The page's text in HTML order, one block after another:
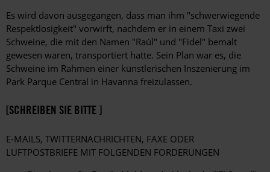
Es wird davon ausgegangen, dass man ihm "schwerwiegende
Respektlosigkeit" vorwirft, nachdem er in einem Taxi zwei
Schweine, die mit den Namen "Raúl" und "Fidel" bemalt
gewesen waren, transportiert hatte. Sein Plan war es, die
Schweine im Rahmen einer künstlerischen Inszenierung im
Park Parque Central in Havanna freizulassen.
[SCHREIBEN SIE BITTE ]
E-MAILS, TWITTERNACHRICHTEN, FAXE ODER
LUFTPOSTBRIEFE MIT FOLGENDEN FORDERUNGEN